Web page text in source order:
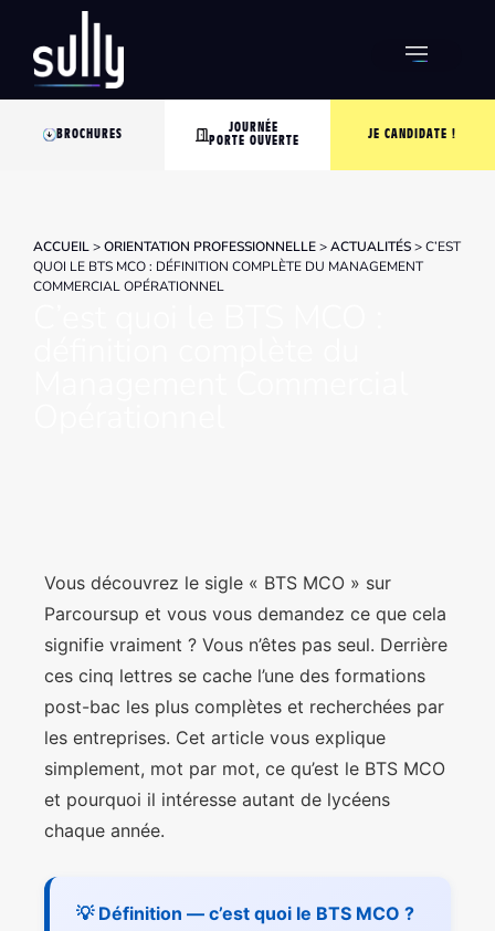
BROCHURES
JOURNÉE
PORTE OUVERTE
JE CANDIDATE !
ACCUEIL>ORIENTATION PROFESSIONNELLE>ACTUALITÉS>C’EST
QUOI LE BTS MCO : DÉFINITION COMPLÈTE DU MANAGEMENT
COMMERCIAL OPÉRATIONNEL
Vous découvrez le sigle « BTS MCO » sur
Parcoursup et vous vous demandez ce que cela
signifie vraiment ? Vous n’êtes pas seul. Derrière
ces cinq lettres se cache l’une des formations
post-bac les plus complètes et recherchées par
les entreprises. Cet article vous explique
simplement, mot par mot, ce qu’est le BTS MCO
et pourquoi il intéresse autant de lycéens
chaque année.
💡 Définition — c’est quoi le BTS MCO ?